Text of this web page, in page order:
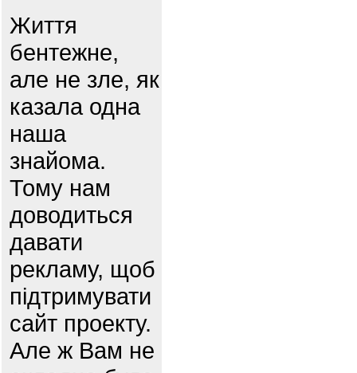
Життя
бентежне,
але не зле, як
казала одна
наша
знайома.
Тому нам
доводиться
давати
рекламу, щоб
підтримувати
сайт проекту.
Але ж Вам не